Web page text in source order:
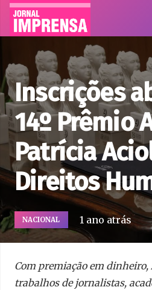
Inscrições
14º Prêmio
Patrícia
Direitos
NACIONAL 1 ano atrás
Com premiação em dinheiro,
trabalhos de jornalistas,